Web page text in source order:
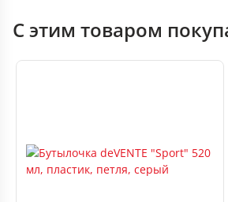
С этим товаром